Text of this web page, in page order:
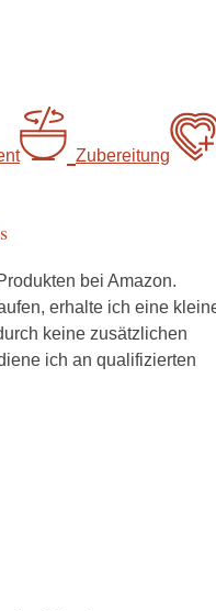
Zubereitung
bei Amazon.
erhalte ich eine
keine zusätzlichen
ich an qualifizierten